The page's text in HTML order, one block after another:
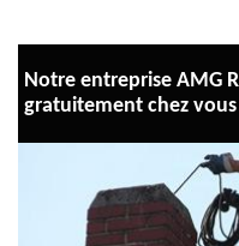
Notre entreprise AMG
gratuitement chez vous